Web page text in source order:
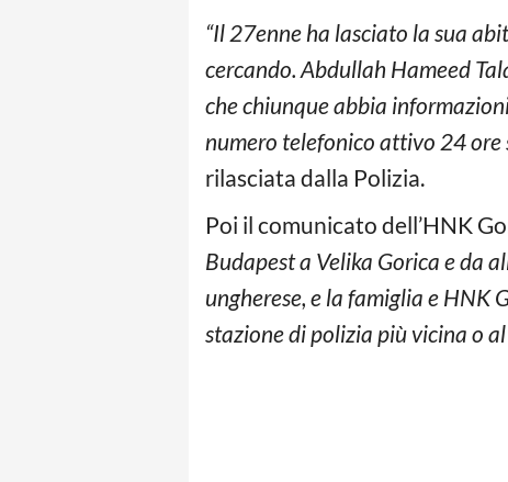
“Il 27enne ha lasciato la sua
cercando. Abdullah Hameed
che chiunque abbia
numero telefonico attivo 24
rilasciata dalla Polizia.
Poi il comunicato dell’HNK
Budapest a Velika Gorica e da
ungherese, e la famiglia e HNK
stazione di polizia più vicina o